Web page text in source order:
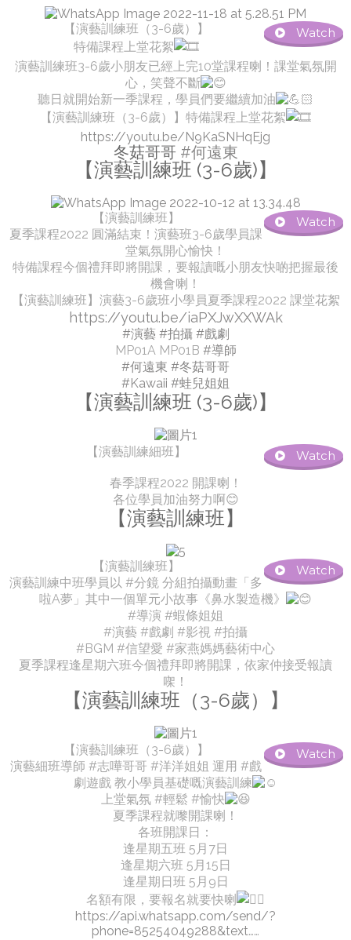
Watch
【演藝訓練班（3-6歲）】
特備課程上堂花絮
演藝訓練班3-6歲小朋友已經上完10堂課程喇！課堂氣氛開
心，笑聲不斷
聽日就開始新一季課程，學員們要繼續加油
【演藝訓練班（3-6歲）】特備課程上堂花絮
https://youtu.be/N9KaSNHqEjg
冬菇哥哥 #何遠東
【演藝訓練班 (3-6歲)】
Watch
【演藝訓練班】
夏季課程2022 圓滿結束！演藝班3-6歲學員課
堂氣氛開心愉快！
特備課程今個禮拜即將開課，要報讀嘅小朋友快啲把握最後
機會喇！
【演藝訓練班】演藝3-6歲班小學員夏季課程2022 課堂花絮
https://youtu.be/iaPXJwXXWAk
#演藝 #拍攝 #戲劇
MP01A MP01B #導師
#何遠東 #冬菇哥哥
#Kawaii #蛙兒姐姐
【演藝訓練班 (3-6歲)】
Watch
【演藝訓練細班】
春季課程2022 開課喇！
各位學員加油努力啊😊
【演藝訓練班】
Watch
【演藝訓練班】
演藝訓練中班學員以 #分鏡 分組拍攝動畫「多
啦A夢」其中一個單元小故事《鼻水製造機》
#導演 #蝦條姐姐
#演藝 #戲劇 #影視 #拍攝
#BGM #信望愛 #家燕媽媽藝術中心
夏季課程逢星期六班今個禮拜即將開課，依家仲接受報讀
㗎！
【演藝訓練班（3-6歲）】
Watch
【演藝訓練班（3-6歲）】
演藝細班導師 #志嘩哥哥 #洋洋姐姐 運用 #戲
劇遊戲 教小學員基礎嘅演藝訓練
上堂氣氛 #輕鬆 #愉快
夏季課程就嚟開課喇！
各班開課日：
逢星期五班 5月7日
逢星期六班 5月15日
逢星期日班 5月9日
名額有限，要報名就要快喇
https://api.whatsapp.com/send/?
phone=85254049288&text……